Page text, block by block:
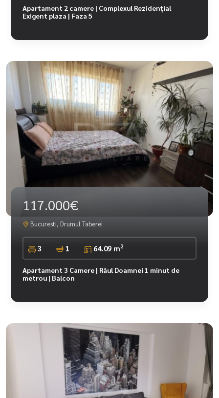
Apartament 2 camere | Complexul Rezidențial
Exigent plaza | Faza 5
117.000€
Bucuresti, Drumul Taberei
3 1 64.09 m2
Apartament 3 Camere | Râul Doamnei 1 minut de
metrou | Balcon